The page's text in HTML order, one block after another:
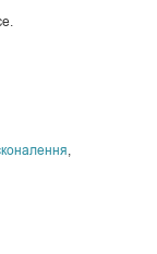
,